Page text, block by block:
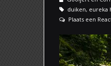
duiken, eureka
Plaats een